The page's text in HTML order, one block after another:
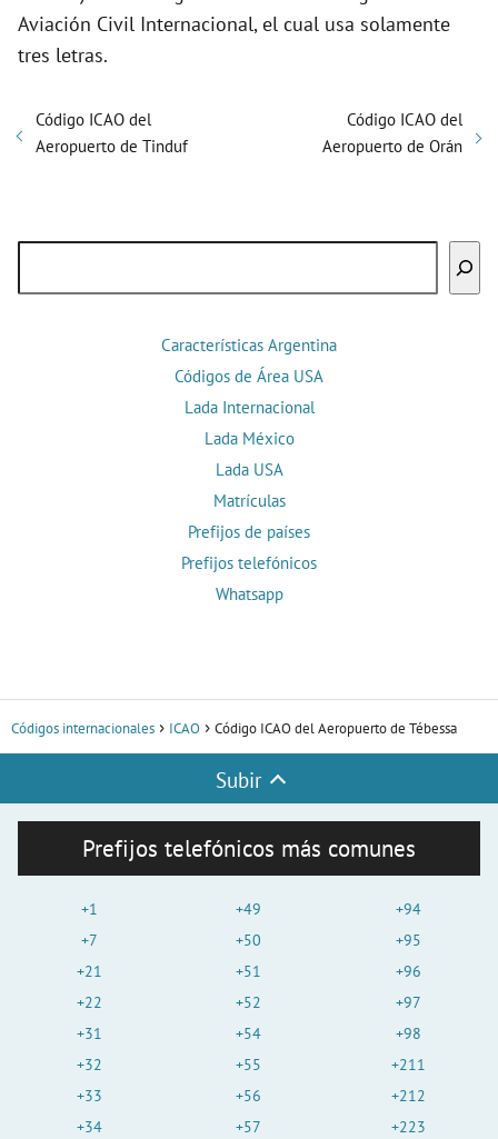
Aviación Civil Internacional, el cual usa solamente
tres letras.
Código ICAO del
Aeropuerto de Tinduf
Código ICAO del
Aeropuerto de Orán
Características Argentina
Códigos de Área USA
Lada Internacional
Lada México
Lada USA
Matrículas
Prefijos de países
Prefijos telefónicos
Whatsapp
Códigos internacionales ICAO Código ICAO del Aeropuerto de Tébessa
Subir
Prefijos telefónicos más comunes
+1
+7
+21
+22
+31
+32
+33
+34
+49
+50
+51
+52
+54
+55
+56
+57
+94
+95
+96
+97
+98
+211
+212
+223